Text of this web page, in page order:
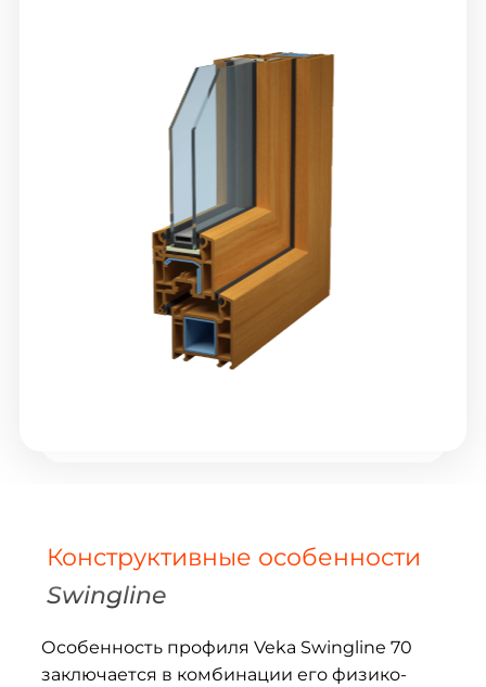
Конструктивные особенности
Swingline
Особенность профиля Veka Swingline 70
заключается в комбинации его физико-